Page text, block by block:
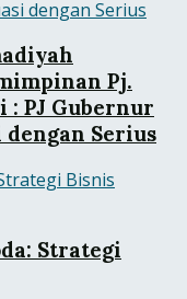
Pj.
PJ Gubernur
Serius
Strategi